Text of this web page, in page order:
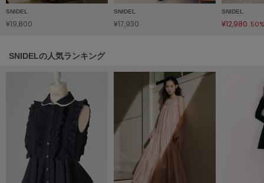
PATRICK
パトリック
フィリーチョコレート
PUMA
プーマ
Reebok
リーボック
SNIDEL
¥19,800
SNIDEL
¥17,930
SNIDEL
¥12,980
SNIDELの人気ランキング